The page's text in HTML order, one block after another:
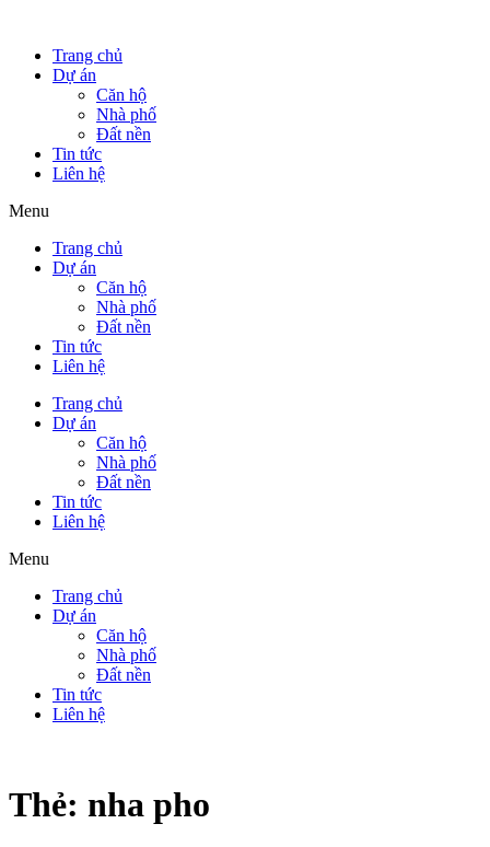
Trang chủ
Dự án
Căn hộ
Nhà phố
Đất nền
Tin tức
Liên hệ
Menu
Trang chủ
Dự án
Căn hộ
Nhà phố
Đất nền
Tin tức
Liên hệ
Trang chủ
Dự án
Căn hộ
Nhà phố
Đất nền
Tin tức
Liên hệ
Menu
Trang chủ
Dự án
Căn hộ
Nhà phố
Đất nền
Tin tức
Liên hệ
Thẻ: nha pho